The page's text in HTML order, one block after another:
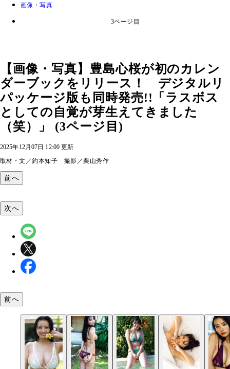
画像・写真
3ページ目
【画像・写真】豊島心桜が初のカレン
ダーブックをリリース！ デジタルリ
パッケージ版も同時発売!!「ラスボス
としての自覚が芽生えてきました
（笑）」 (3ページ目)
2025年12月07日 12:00 更新
取材・文／釣本知子 撮影／栗山秀作
前へ
次へ
前へ